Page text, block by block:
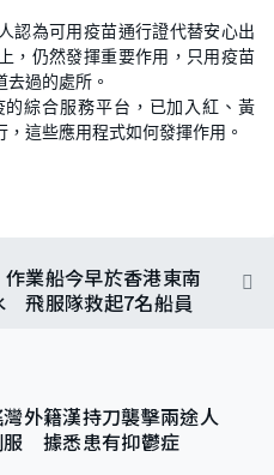
認為可用疫苗通行證代替安心出
，仍然發揮重要作用，只用疫苗
過的處所。
綜合服務平台，已加入紅、黃
這些應用程式如何發揮作用。
業船今早於香港東南
飛服隊救起7名船員
灣外籍漢持刀襲擊兩途人
服 據悉患有抑鬱症